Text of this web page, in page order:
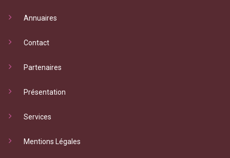
Annuaires
Contact
Partenaires
Présentation
Services
Mentions Légales